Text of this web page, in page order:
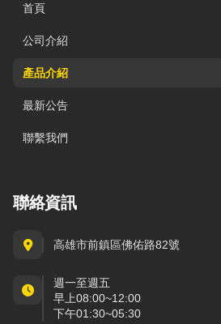
首頁
公司介紹
產品介紹
最新公告
聯繫我們
聯絡資訊
高雄市前鎮區佛佑路82號
週一至週五
早上08:00~12:00
下午01:30~05:30